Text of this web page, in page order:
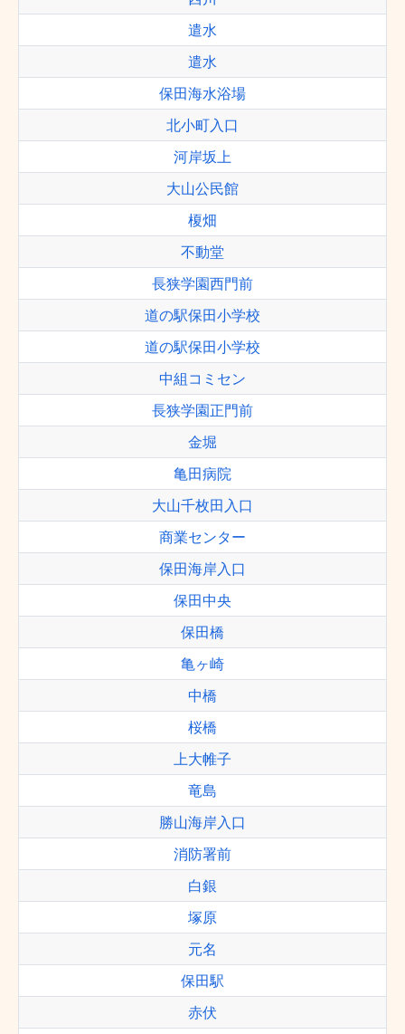
遣水
遣水
保田海水浴場
北小町入口
河岸坂上
大山公民館
榎畑
不動堂
長狭学園西門前
道の駅保田小学校
道の駅保田小学校
中組コミセン
長狭学園正門前
金堀
亀田病院
大山千枚田入口
商業センター
保田海岸入口
保田中央
保田橋
亀ヶ崎
中橋
桜橋
上大帷子
竜島
勝山海岸入口
消防署前
白銀
塚原
元名
保田駅
赤伏